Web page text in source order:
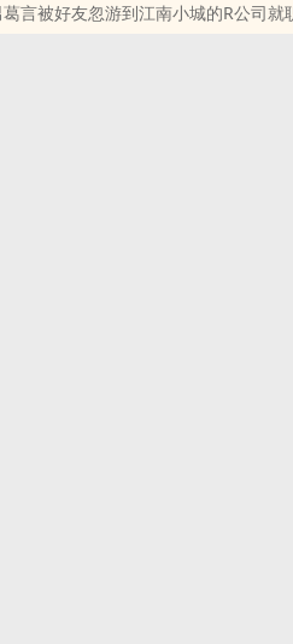
言被好友忽游到江南小城的R公司就